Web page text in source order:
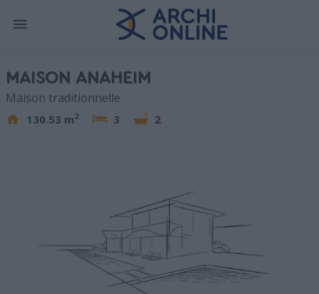
MAISON ANAHEIM
Maison traditionnelle
130.53 m2 3 2